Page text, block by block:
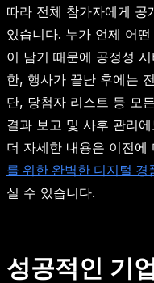
따라 전체 참가자에게 공
있습니다. 누가 언제 어
이 남기 때문에 공정성
한, 행사가 끝난 후에는
단, 당첨자 리스트 등 모
결과 보고 및 사후 관리
더 자세한 내용은 이전에
를 위한 완벽한 디지털 경
실 수 있습니다.
성공적인 기